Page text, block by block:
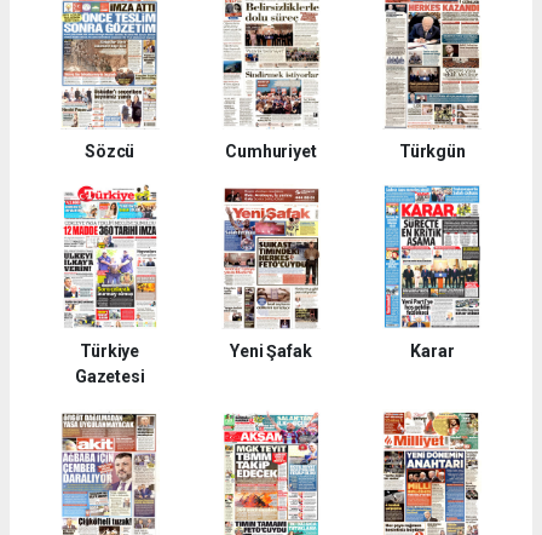
Sözcü Cumhuriyet Türkgün
Türkiye
Gazetesi
Yeni Şafak Karar